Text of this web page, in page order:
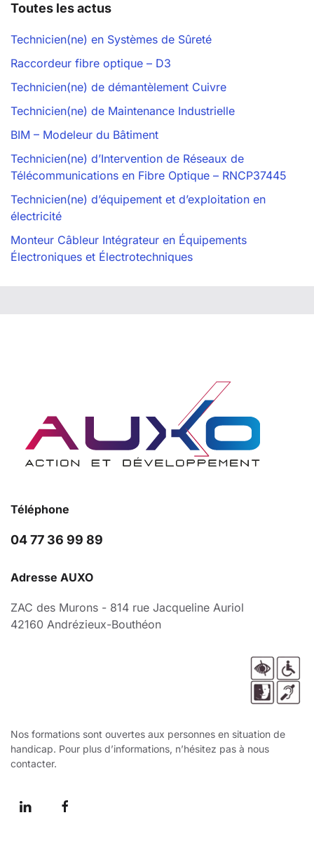
Toutes les actus
Technicien(ne) en Systèmes de Sûreté
Raccordeur fibre optique – D3
Technicien(ne) de démantèlement Cuivre
Technicien(ne) de Maintenance Industrielle
BIM – Modeleur du Bâtiment
Technicien(ne) d’Intervention de Réseaux de
Télécommunications en Fibre Optique – RNCP37445
Technicien(ne) d’équipement et d’exploitation en
électricité
Monteur Câbleur Intégrateur en Équipements
Électroniques et Électrotechniques
Téléphone
04 77 36 99 89
Adresse AUXO
ZAC des Murons - 814 rue Jacqueline Auriol
42160 Andrézieux-Bouthéon
Nos formations sont ouvertes aux personnes en situation de
handicap. Pour plus d’informations, n’hésitez pas à nous
contacter.